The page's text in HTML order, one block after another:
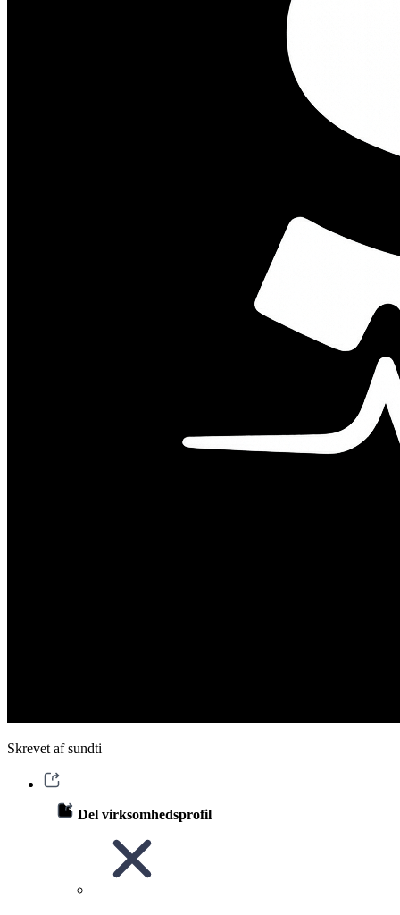
Skrevet af sundti
Del virksomhedsprofil